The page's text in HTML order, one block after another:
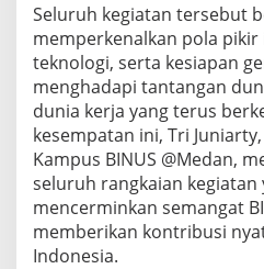
Seluruh kegiatan tersebut
memperkenalkan pola
teknologi, serta kesiapan
menghadapi tantangan
dunia kerja yang terus
kesempatan ini, Tri
Kampus BINUS @Medan,
seluruh rangkaian kegiatan
mencerminkan semangat
memberikan kontribusi
Indonesia.